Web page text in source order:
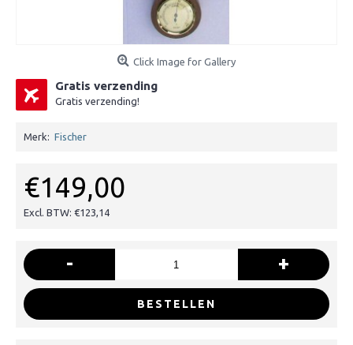
Click Image for Gallery
Gratis verzending
Gratis verzending!
Merk: Fischer
€149,00
Excl. BTW: €123,14
- +
BESTELLEN